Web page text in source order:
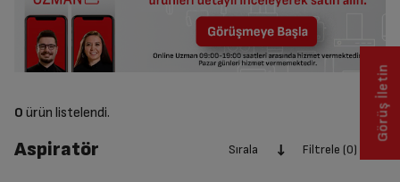
0 ürün listelendi.
Aspiratör Sırala Filtrele (0)
Görüş İletin